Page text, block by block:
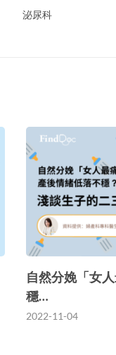
泌尿科
自然分娩「女
穩…
2022-11-04